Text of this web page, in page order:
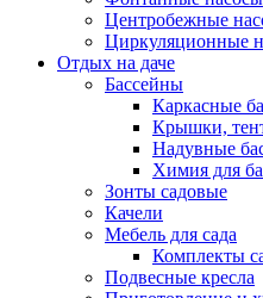
Центробежные
Циркуляционные
Отдых на даче
Бассейны
Каркасные
Крышки,
Надувные
Химия для
Зонты садовые
Качели
Мебель для сада
Комплекты
Подвесные кресла